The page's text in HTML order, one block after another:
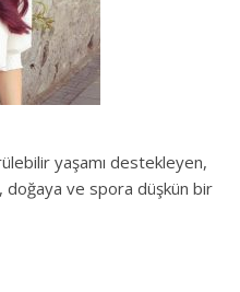
yaşamı destekleyen,
doğaya ve spora düşkün bir